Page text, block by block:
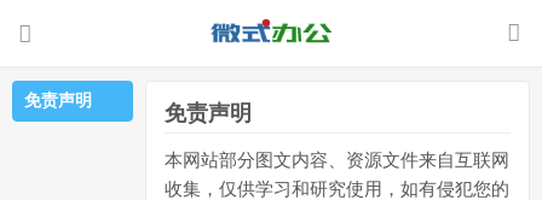
免责声明
免责声明
本网站部分图文内容、资源文件来自互联网
收集，仅供学习和研究使用，如有侵犯您的